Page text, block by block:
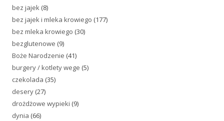
bez jajek (8)
bez jajek i mleka krowiego (177)
bez mleka krowiego (30)
bezglutenowe (9)
Boże Narodzenie (41)
burgery / kotlety wege (5)
czekolada (35)
desery (27)
drożdżowe wypieki (9)
dynia (66)